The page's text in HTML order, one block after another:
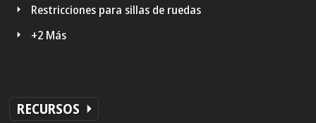
Restricciones para sillas de ruedas
+2 Más
RECURSOS